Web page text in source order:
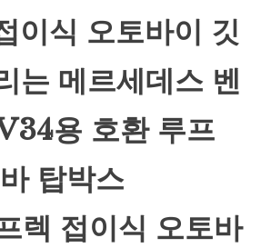
이식 오토바이 깃
는 메르세데스 벤
용 호환 루프
탑박스
렉 접이식 오토바